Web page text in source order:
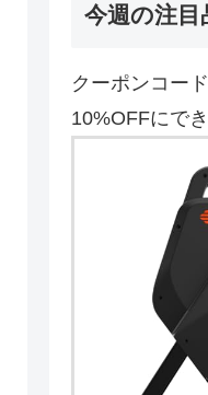
今週の注目
クーポンコード
10%OFFにで